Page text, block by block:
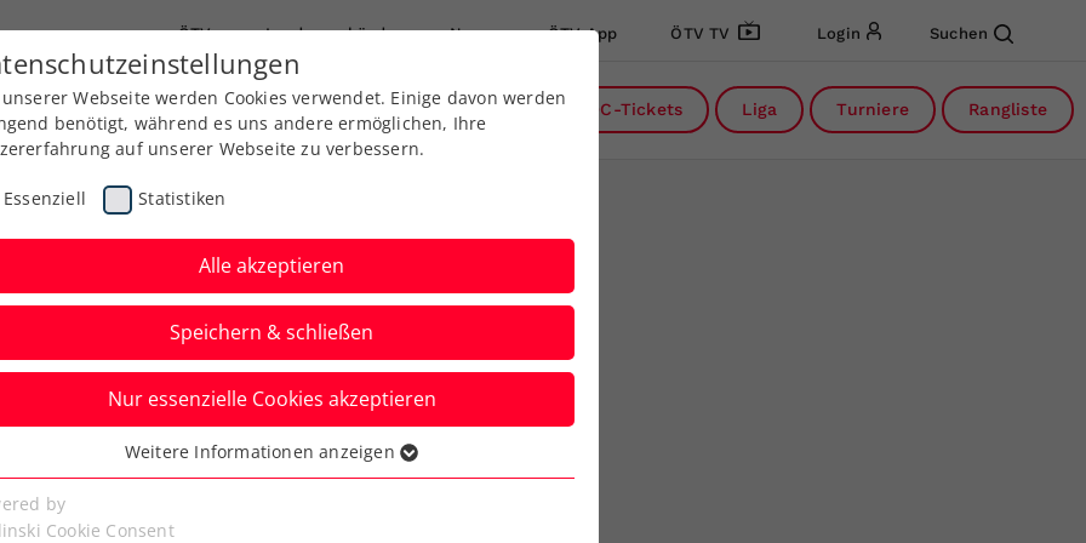
ÖTV Landesverbände News ÖTV App ÖTV TV Login Suchen
Ausbildung Services Über uns Kreise DC-Tickets Liga Turniere Rangliste
Open powered
emotionalen
Webseite werden Cookies verwendet. Einige davon werden
benötigt, während es uns andere ermöglichen, Ihre
auf unserer Webseite zu verbessern.
Essenziell Statistiken
Alle akzeptieren
Speichern & schließen
Nur essenzielle Cookies akzeptieren
Cookies werden für grundlegende Funktionen der
benötigt. Dadurch ist gewährleistet, dass die Webseite
Weitere Informationen anzeigen
by
Cookie Consent